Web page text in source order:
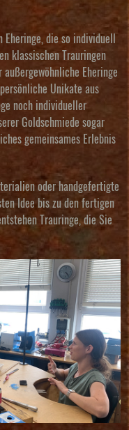
Eheringe, die so individuell
klassischen Trauringen
Eheringe
Unikate aus
noch individueller
Goldschmiede sogar
gemeinsames Erlebnis
oder handgefertigte
Idee bis zu den fertigen
Trauringe, die Sie